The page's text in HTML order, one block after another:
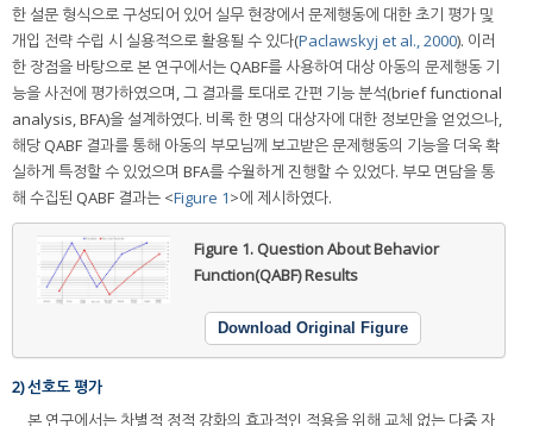
한 설문 형식으로 구성되어 있어 실무 현장에서 문제행동에 대한 초기 평가 및
개입 전략 수립 시 실용적으로 활용될 수 있다(Paclawskyj et al., 2000). 이러
한 장점을 바탕으로 본 연구에서는 QABF를 사용하여 대상 아동의 문제행동 기
능을 사전에 평가하였으며, 그 결과를 토대로 간편 기능 분석(brief functional
analysis, BFA)을 설계하였다. 비록 한 명의 대상자에 대한 정보만을 얻었으나,
해당 QABF 결과를 통해 아동의 부모님께 보고받은 문제행동의 기능을 더욱 확
실하게 특정할 수 있었으며 BFA를 수월하게 진행할 수 있었다. 부모 면담을 통
해 수집된 QABF 결과는 <Figure 1>에 제시하였다.
Figure 1. Question About Behavior
Function(QABF) Results
Download Original Figure
2) 선호도 평가
본 연구에서는 차별적 정적 강화의 효과적인 적용을 위해 교체 없는 다중 자